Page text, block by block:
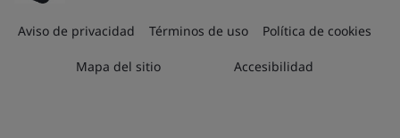
Aviso de privacidad Términos de uso Política de cookies
Mapa del sitio Accesibilidad